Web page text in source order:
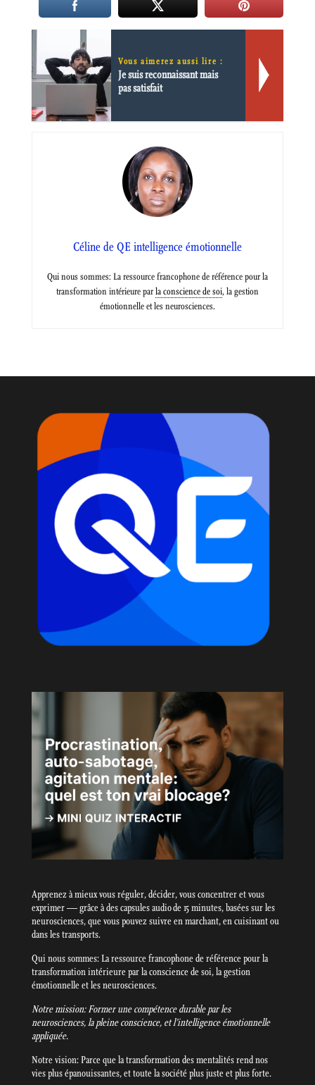
Vous aimerez aussi lire :
Je suis reconnaissant mais
pas satisfait
Céline de QE intelligence émotionnelle
Qui nous sommes: La ressource francophone de référence pour la
transformation intérieure parla conscience de soi, la gestion
émotionnelle et les neurosciences.
Apprenez à mieux vous réguler, décider, vous concentrer et vous
exprimer — grâce à des capsules audio de 15 minutes, basées sur les
neurosciences, que vous pouvez suivre en marchant, en cuisinant ou
dans les transports.
Qui nous sommes: La ressource francophone de référence pour la
transformation intérieure par la conscience de soi, la gestion
émotionnelle et les neurosciences.
Notre mission: Former une compétence durable par les
neurosciences, la pleine conscience, et l’intelligence émotionnelle
appliquée.
Notre vision: Parce que la transformation des mentalités rend nos
vies plus épanouissantes, et toute la société plus juste et plus forte.